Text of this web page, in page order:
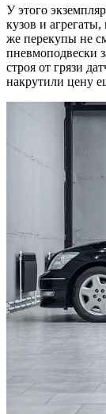
У этого
кузов и
же перекупы не
пневмоподвески
строя от грязи
накрутили цену